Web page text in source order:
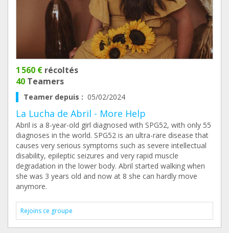
1 560 € récoltés
40 Teamers
Teamer depuis : 05/02/2024
La Lucha de Abril - More Help
Abril is a 8-year-old girl diagnosed with SPG52, with only 55
diagnoses in the world. SPG52 is an ultra-rare disease that
causes very serious symptoms such as severe intellectual
disability, epileptic seizures and very rapid muscle
degradation in the lower body. Abril started walking when
she was 3 years old and now at 8 she can hardly move
anymore.
Rejoins ce groupe